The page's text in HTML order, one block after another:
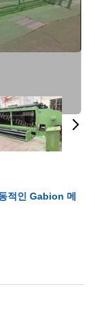
적인 Gabion 메